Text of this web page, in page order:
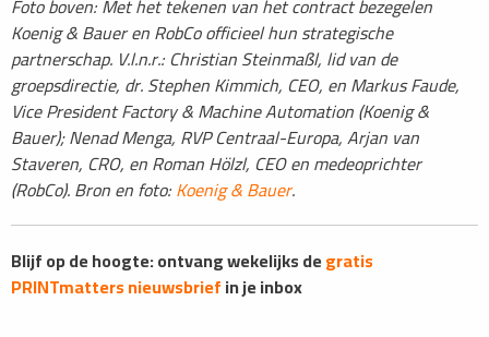
Foto boven: Met het tekenen van het contract bezegelen
Koenig & Bauer en RobCo officieel hun strategische
partnerschap. V.l.n.r.: Christian Steinmaßl, lid van de
groepsdirectie, dr. Stephen Kimmich, CEO, en Markus Faude,
Vice President Factory & Machine Automation (Koenig &
Bauer); Nenad Menga, RVP Centraal-Europa, Arjan van
Staveren, CRO, en Roman Hölzl, CEO en medeoprichter
(RobCo). Bron en foto:Koenig & Bauer.
Blijf op de hoogte: ontvang wekelijks degratis
PRINTmatters nieuwsbriefin je inbox